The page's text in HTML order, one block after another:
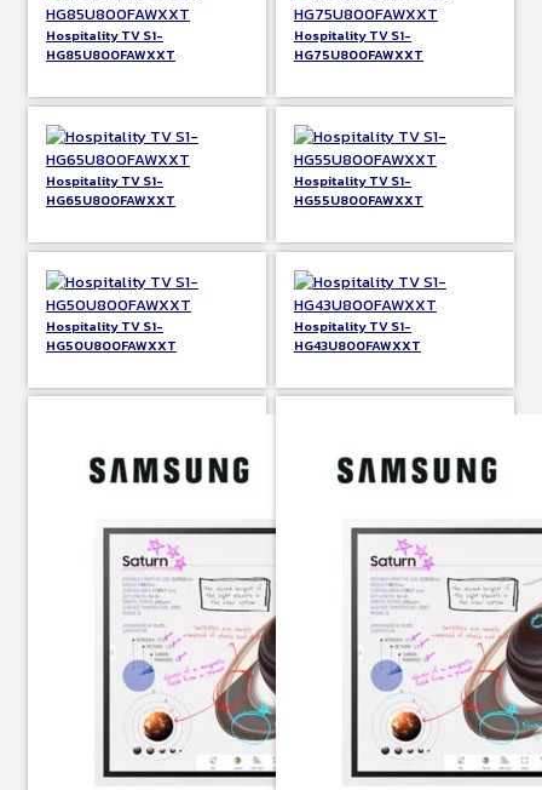
Hospitality TV S1-
HG85U800FAWXXT
Hospitality TV S1-
HG75U800FAWXXT
Hospitality TV S1-
HG65U800FAWXXT
Hospitality TV S1-
HG55U800FAWXXT
Hospitality TV S1-
HG50U800FAWXXT
Hospitality TV S1-
HG43U800FAWXXT